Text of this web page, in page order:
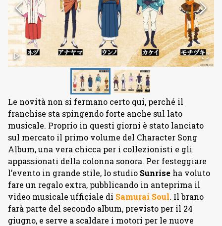
Le novità non si fermano certo qui, perché il
franchise sta spingendo forte anche sul lato
musicale. Proprio in questi giorni è stato lanciato
sul mercato il primo volume del Character Song
Album, una vera chicca per i collezionisti e gli
appassionati della colonna sonora. Per festeggiare
l’evento in grande stile, lo studio Sunrise ha voluto
fare un regalo extra, pubblicando in anteprima il
video musicale ufficiale di Samurai Soul. Il brano
farà parte del secondo album, previsto per il 24
giugno, e serve a scaldare i motori per le nuove